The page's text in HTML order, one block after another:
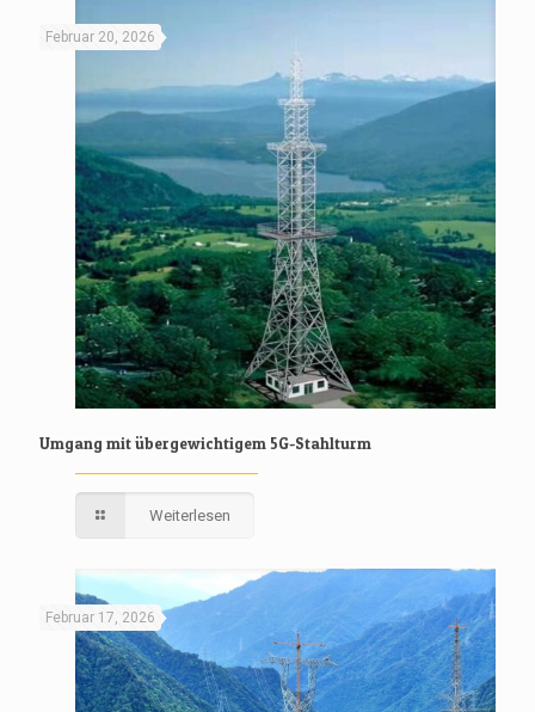
Februar 20, 2026
Umgang mit übergewichtigem 5G-Stahlturm
Weiterlesen
Februar 17, 2026